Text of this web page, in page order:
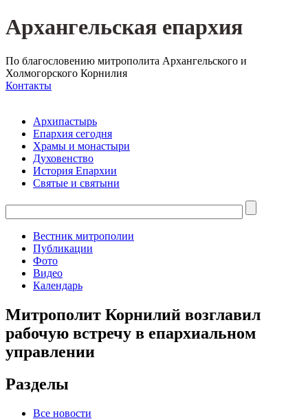
Архангельская епархия
По благословению митрополита Архангельского и
Холмогорского Корнилия
Контакты
Архипастырь
Епархия сегодня
Храмы и монастыри
Духовенство
История Епархии
Святые и святыни
Вестник митрополии
Публикации
Фото
Видео
Календарь
Митрополит Корнилий возглавил
рабочую встречу в епархиальном
управлении
Разделы
Все новости